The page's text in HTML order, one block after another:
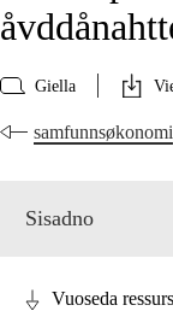
Giella
samfunnsøkonomi
Sisadno
Vuoseda